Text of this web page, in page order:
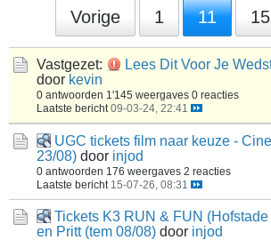
Vorige 1 11 15
Vastgezet:
Lees Dit Voor Je
door kevin
0 antwoorden 1'145 weergaves 0 reacties
Laatste bericht 09-03-24, 22:41
UGC tickets film naar keuze -
23/08) door injod
0 antwoorden 176 weergaves 2 reacties
Laatste bericht 15-07-26, 08:31
Tickets K3 RUN & FUN (Hofstade
en Pritt (tem 08/08) door injod